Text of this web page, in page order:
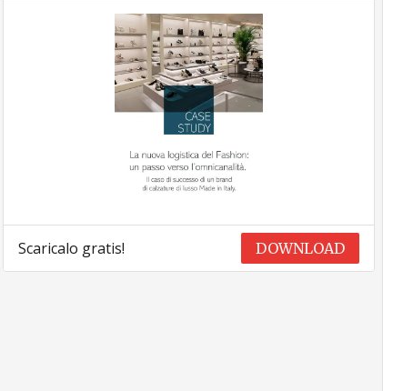
Scaricalo gratis! DOWNLOAD